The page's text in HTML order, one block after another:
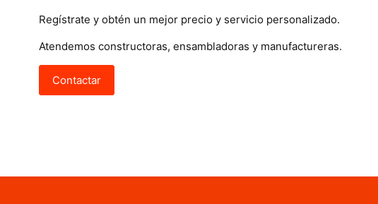
Regístrate y obtén un mejor precio y servicio personalizado.
Atendemos constructoras, ensambladoras y manufactureras.
Contactar